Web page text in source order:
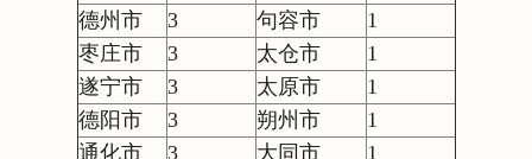
德州市
3 句容市
1
枣庄市
3 太仓市
1
遂宁市
3 太原市
1
德阳市
3 朔州市
1
通化市
3 大同市
1